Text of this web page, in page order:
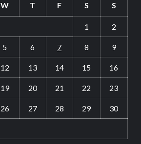
W T F S S
1 2
5 6 7 8 9
12 13 14 15 16
19 20 21 22 23
26 27 28 29 30